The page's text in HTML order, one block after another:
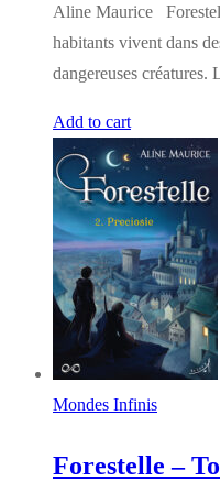
Aline Maurice
habitants vivent dans
dangereuses
Add to cart
Mondes Infinis
Forestelle –